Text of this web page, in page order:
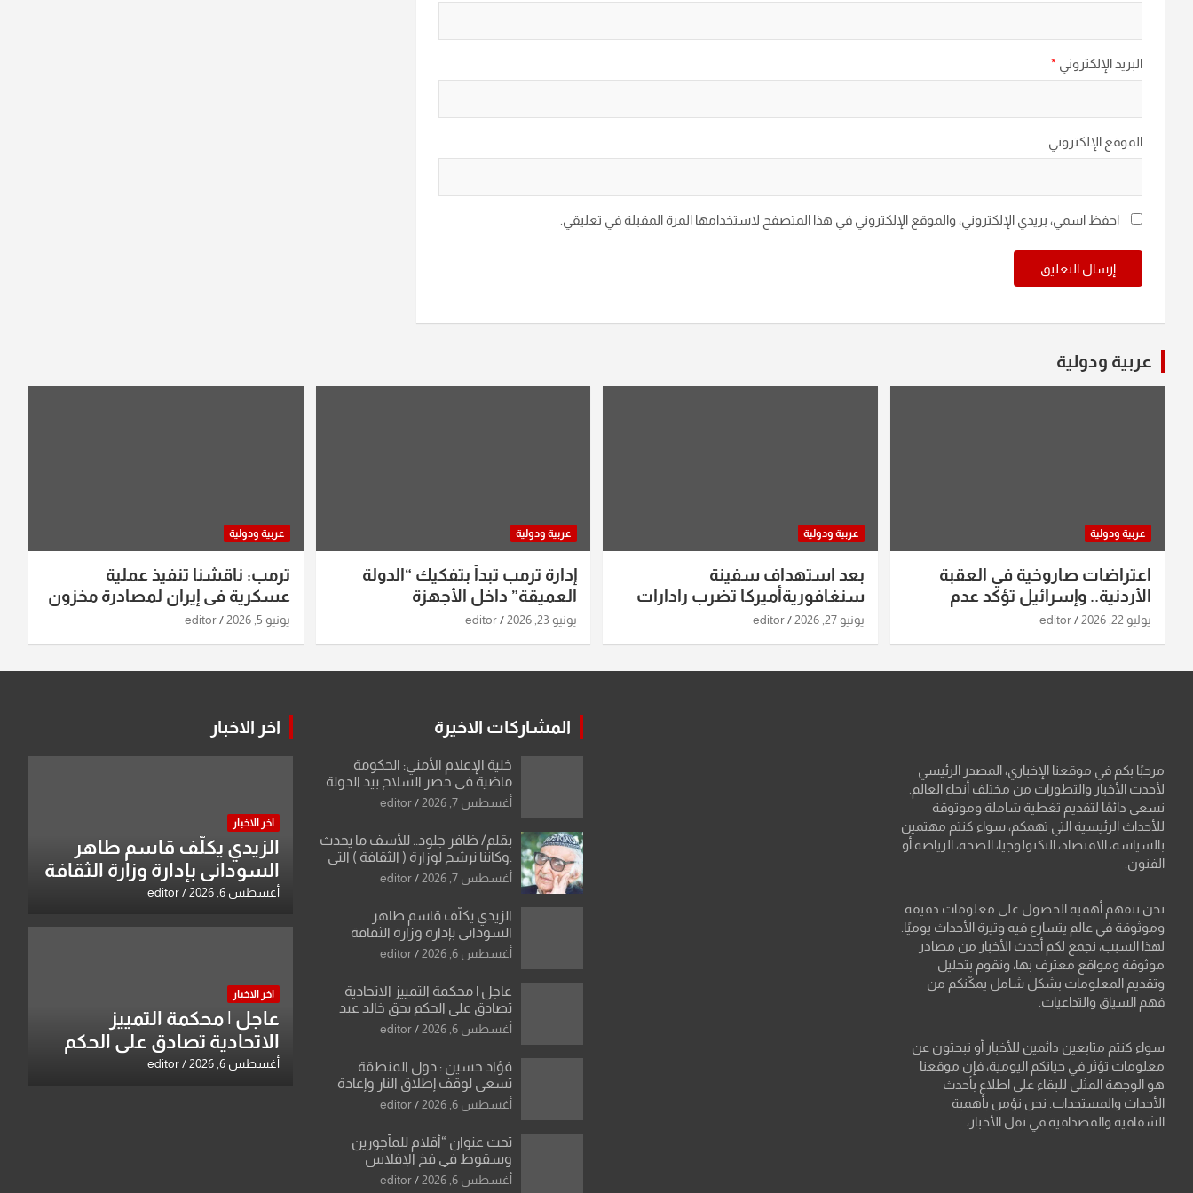
البريد الإلكتروني *
الموقع الإلكتروني
احفظ اسمي، بريدي الإلكتروني، والموقع الإلكتروني في هذا المتصفح لاستخدامها المرة المقبلة في تعليقي.
عربية ودولية
عربية ودولية
اعتراضات صاروخية في العقبة
الأردنية.. وإسرائيل تؤكد عدم
استهدافها
يوليو 22, 2026 editor
عربية ودولية
بعد استهداف سفينة
سنغافوريةأميركا تضرب رادارات
ومواقع صواريخ ومسيرات إيران..
يونيو 27, 2026 editor
عربية ودولية
إدارة ترمب تبدأ بتفكيك “الدولة
العميقة” داخل الأجهزة
الاستخباراتية
يونيو 23, 2026 editor
عربية ودولية
ترمب: ناقشنا تنفيذ عملية
عسكرية في إيران لمصادرة مخزون
اليورانيوم
يونيو 5, 2026 editor
مرحبًا بكم في موقعنا الإخباري، المصدر الرئيسي
لأحدث الأخبار والتطورات من مختلف أنحاء العالم.
نسعى دائمًا لتقديم تغطية شاملة وموثوقة
للأحداث الرئيسية التي تهمكم، سواء كنتم مهتمين
بالسياسة، الاقتصاد، التكنولوجيا، الصحة، الرياضة أو
الفنون.
نحن نتفهم أهمية الحصول على معلومات دقيقة
وموثوقة في عالم يتسارع فيه وتيرة الأحداث يوميًا.
لهذا السبب، نجمع لكم أحدث الأخبار من مصادر
موثوقة ومواقع معترف بها، ونقوم بتحليل
وتقديم المعلومات بشكل شامل يمكّنكم من
فهم السياق والتداعيات.
سواء كنتم متابعين دائمين للأخبار أو تبحثون عن
معلومات تؤثر في حياتكم اليومية، فإن موقعنا
هو الوجهة المثلى للبقاء على اطلاع بأحدث
الأحداث والمستجدات. نحن نؤمن بأهمية
الشفافية والمصداقية في نقل الأخبار،
المشاركات الاخيرة
خلية الإعلام الأمني: الحكومة
ماضية في حصر السلاح بيد الدولة
دون رجعة
أغسطس 7, 2026 editor
بقلم/ ظافر جلود.. للأسف ما يحدث
.وكاننا نرشح لوزارة ( الثقافة ) التي
ماتت من زمان وزير يمثلها من
العراقية..
أغسطس 7, 2026 editor
الزيدي يكلّف قاسم طاهر
السوداني بإدارة وزارة الثقافة
أغسطس 6, 2026 editor
عاجل | محكمة التمييز الاتحادية
تصادق على الحكم بحق خالد عبد
الواحد كبيان
أغسطس 6, 2026 editor
فؤاد حسين : دول المنطقة
تسعى لوقف إطلاق النار وإعادة
فتح مضيق هرمز .. والعراق يطرح
أغسطس 6, 2026 editor
تحت عنوان “أقلام للمأجورين
وسقوط في فخ الإفلاس
الإعلامي”: ردٌّ صريح على افتراءات
أغسطس 6, 2026 editor
اخر الاخبار
اخر الاخبار
الزيدي يكلّف قاسم طاهر
السوداني بإدارة وزارة الثقافة
أغسطس 6, 2026 editor
اخر الاخبار
عاجل | محكمة التمييز
الاتحادية تصادق على الحكم
بحق خالد عبد الواحد كبيان
أغسطس 6, 2026 editor